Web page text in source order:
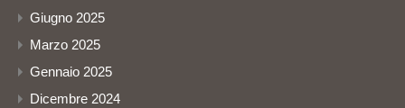
Giugno 2025
Marzo 2025
Gennaio 2025
Dicembre 2024